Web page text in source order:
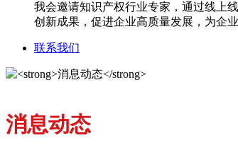
我会邀请知识产权行业专家，通过线上
创新成果，促进企业高质量发展，为企
联系我们
消息动态